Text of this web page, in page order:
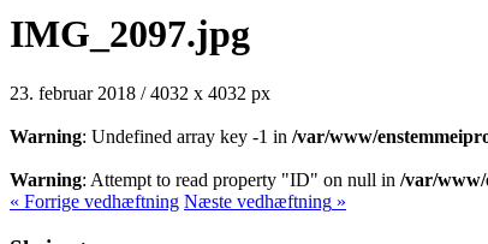
IMG_2097.jpg
23. februar 2018 /4032 x 4032 px
Warning: Undefined array key -1 in /var/www/
Warning: Attempt to read property "ID" on null in /var/www/
« Forrige vedhæftning Næste vedhæftning »